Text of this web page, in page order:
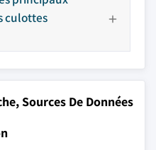
culottes
Sources De Données